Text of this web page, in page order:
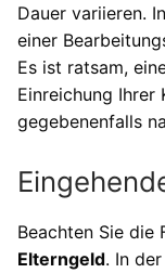
Dauer variieren.
einer
Es ist ratsam,
Einreichung Ihrer
gegebenenfalls
Beachten Sie die
Elterngeld. In